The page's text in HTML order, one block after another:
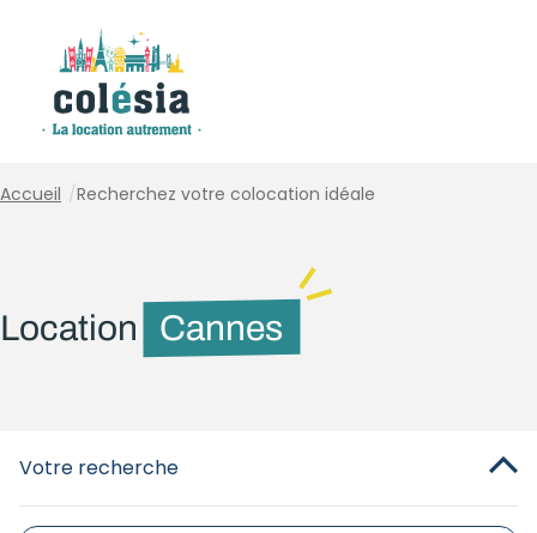
Accueil /Recherchez votre colocation idéale
Location Cannes
Votre recherche